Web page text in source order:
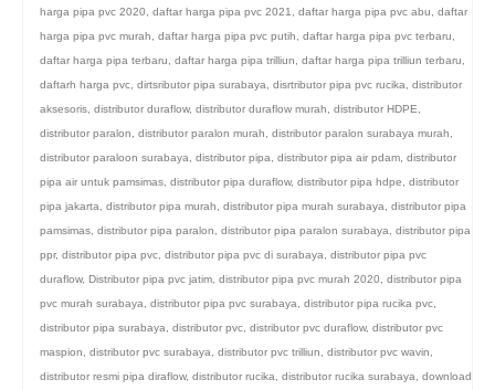
harga pipa pvc 2020
daftar harga pipa pvc 2021 daftar harga pipa pvc abu
daftar
harga pipa pvc murah
daftar harga pipa pvc putih daftar harga pipa pvc terbaru
daftar harga pipa terbaru
daftar harga pipa trilliun daftar harga pipa trilliun terbaru
daftarh harga pvc dirtsributor pipa surabaya disrtributor pipa pvc rucika
distributor
aksesoris distributor duraflow, distributor duraflow murah distributor HDPE
distributor paralon
distributor paralon murah distributor paralon surabaya murah
distributor paraloon surabaya
distributor pipa distributor pipa air pdam distributor
pipa air untuk pamsimas distributor pipa duraflow, distributor pipa hdpe
distributor
pipa jakarta
distributor pipa murah distributor pipa murah surabaya
distributor pipa
pamsimas distributor pipa paralon distributor pipa paralon surabaya
distributor pipa
ppr, distributor pipa pvc distributor pipa pvc di surabaya
distributor pipa pvc
duraflow, Distributor pipa pvc jatim distributor pipa pvc murah 2020
distributor pipa
pvc murah surabaya
distributor pipa pvc surabaya distributor pipa rucika pvc
distributor pipa surabaya
distributor pvc distributor pvc duraflow, distributor pvc
maspion
distributor pvc surabaya distributor pvc trilliun distributor pvc wavin
distributor resmi pipa diraflow, distributor rucika distributor rucika surabaya
download